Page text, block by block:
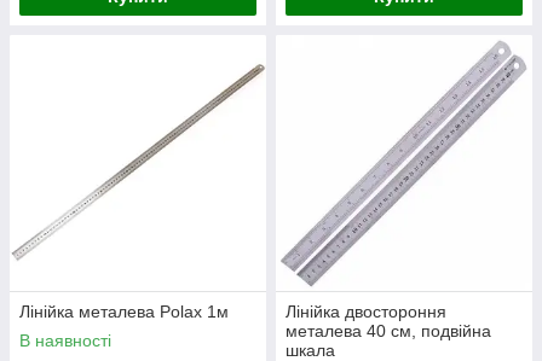
Лінійка металева Polax 1м
В наявності
Лінійка двостороння
металева 40 см, подвійна
шкала